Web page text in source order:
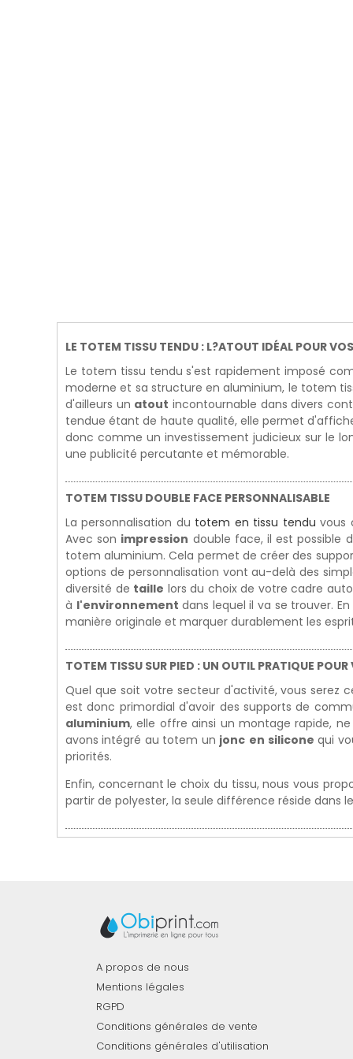
LE TOTEM TISSU TENDU : L?ATOUT IDÉAL POUR
Le totem tissu tendu s'est rapidement imposé
moderne et sa structure en aluminium, le totem
d'ailleurs un atout incontournable dans divers
tendue étant de haute qualité, elle permet
donc comme un investissement judicieux sur le
une publicité percutante et mémorable.
TOTEM TISSU DOUBLE FACE PERSONNALISABLE
La personnalisation du totem en tissu tendu vous
Avec son impression double face, il est possible
totem aluminium. Cela permet de créer des
options de personnalisation vont au-delà des
diversité de taille lors du choix de votre cadre
à l'environnement dans lequel il va se trouver.
manière originale et marquer durablement les
TOTEM TISSU SUR PIED : UN OUTIL PRATIQUE
Quel que soit votre secteur d'activité, vous serez
est donc primordial d'avoir des supports de
aluminium, elle offre ainsi un montage rapide,
avons intégré au totem un jonc en silicone qui
priorités.
Enfin, concernant le choix du tissu, nous vous
partir de polyester, la seule différence réside dans
A propos de nous
Mentions légales
RGPD
Conditions générales de vente
Conditions générales d'utilisation